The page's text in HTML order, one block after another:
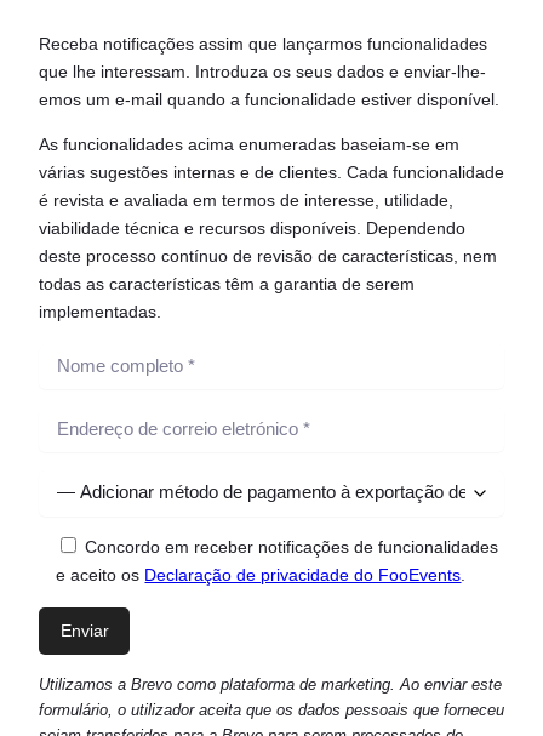
Czech
Greek
Receba notificações assim que lançarmos funcionalidades
que lhe interessam. Introduza os seus dados e enviar-lhe-
emos um e-mail quando a funcionalidade estiver disponível.
As funcionalidades acima enumeradas baseiam-se em
várias sugestões internas e de clientes. Cada funcionalidade
é revista e avaliada em termos de interesse, utilidade,
viabilidade técnica e recursos disponíveis. Dependendo
deste processo contínuo de revisão de características, nem
todas as características têm a garantia de serem
implementadas.
Concordo em receber notificações de funcionalidades
e aceito os Declaração de privacidade do FooEvents
Utilizamos a Brevo como plataforma de marketing. Ao enviar este
formulário, o utilizador aceita que os dados pessoais que forneceu